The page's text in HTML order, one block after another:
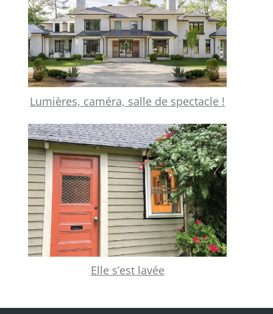
Lumières, caméra, salle de spectacle !
Elle s’est lavée